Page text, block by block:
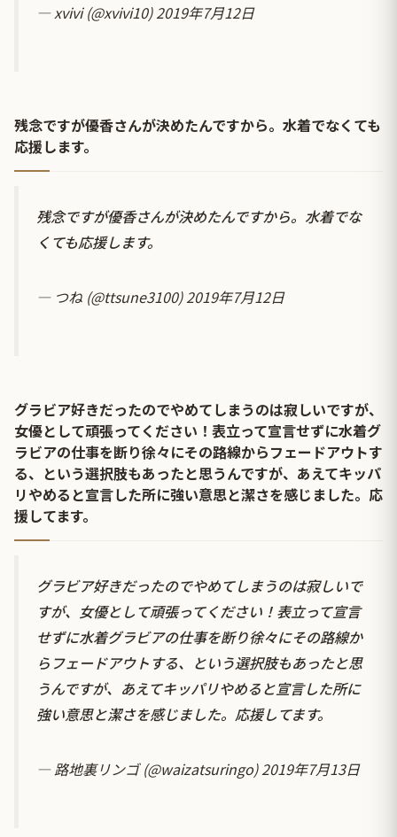
— xvivi (@xvivi10)2019年7月12日
残念ですが優香さんが決めたんですから。水着でなくても
応援します。
残念ですが優香さんが決めたんですから。水着でな
くても応援します。
— つね (@ttsune3100)2019年7月12日
グラビア好きだったのでやめてしまうのは寂しいですが、
女優として頑張ってください！表立って宣言せずに水着グ
ラビアの仕事を断り徐々にその路線からフェードアウトす
る、という選択肢もあったと思うんですが、あえてキッパ
リやめると宣言した所に強い意思と潔さを感じました。応
援してます。
グラビア好きだったのでやめてしまうのは寂しいで
すが、女優として頑張ってください！表立って宣言
せずに水着グラビアの仕事を断り徐々にその路線か
らフェードアウトする、という選択肢もあったと思
うんですが、あえてキッパリやめると宣言した所に
強い意思と潔さを感じました。応援してます。
— 路地裏リンゴ (@waizatsuringo)2019年7月13日